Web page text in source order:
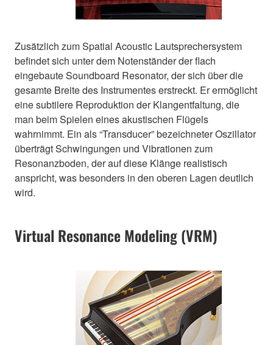
Zusätzlich zum Spatial Acoustic Lautsprechersystem
befindet sich unter dem Notenständer der flach
eingebaute Soundboard Resonator, der sich über die
gesamte Breite des Instrumentes erstreckt. Er ermöglicht
eine subtilere Reproduktion der Klangentfaltung, die
man beim Spielen eines akustischen Flügels
wahrnimmt. Ein als “Transducer” bezeichneter Oszillator
überträgt Schwingungen und Vibrationen zum
Resonanzboden, der auf diese Klänge realistisch
anspricht, was besonders in den oberen Lagen deutlich
wird.
Virtual Resonance Modeling (VRM)